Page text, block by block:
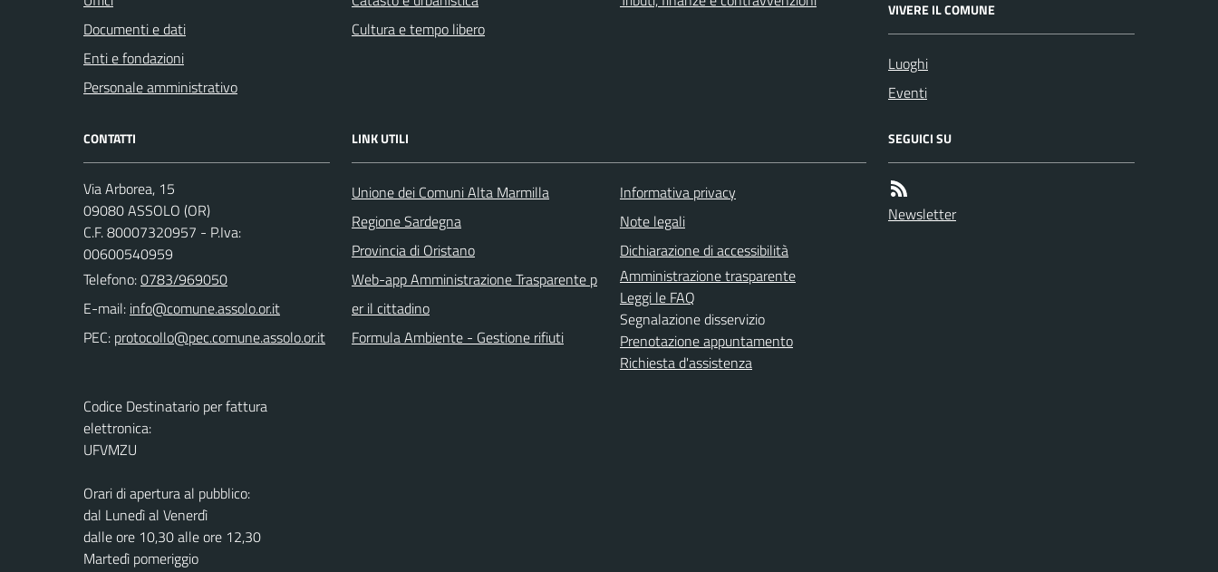
Documenti e dati
Enti e fondazioni
Personale amministrativo
Cultura e tempo libero
VIVERE IL COMUNE
Luoghi
Eventi
CONTATTI
Via Arborea, 15
09080 ASSOLO (OR)
C.F. 80007320957 - P.Iva:
00600540959
Telefono:0783/969050
E-mail:
PEC:
Codice Destinatario per fattura
elettronica:
UFVMZU
Orari di apertura al pubblico:
dal Lunedì al Venerdì
dalle ore 10,30 alle ore 12,30
Martedì pomeriggio
LINK UTILI
Unione dei Comuni Alta Marmilla
Regione Sardegna
Provincia di Oristano
Web-app Amministrazione Trasparente p
er il cittadino
Formula Ambiente - Gestione rifiuti
Informativa privacy
Note legali
Dichiarazione di accessibilità
Amministrazione trasparente
Leggi le FAQ
Segnalazione disservizio
Prenotazione appuntamento
Richiesta d'assistenza
SEGUICI SU
Newsletter